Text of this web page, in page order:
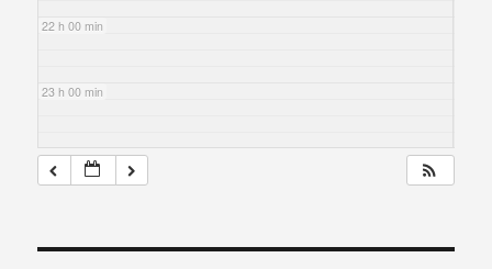
22 h 00 min
23 h 00 min